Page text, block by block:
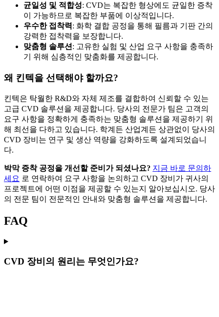
균일성 및 적합성: CVD는 복잡한 형상에도 균일한 증착
이 가능하므로 복잡한 부품에 이상적입니다.
우수한 접착력: 화학 결합 공정을 통해 필름과 기판 간의
강력한 접착력을 보장합니다.
맞춤형 솔루션 : 고유한 실험 및 산업 요구 사항을 충족하
기 위해 심층적인 맞춤화를 제공합니다.
왜 킨텍을 선택해야 할까요?
킨텍은 탁월한 R&D와 자체 제조를 결합하여 신뢰할 수 있는
고급 CVD 솔루션을 제공합니다. 당사의 전문가 팀은 고객의
요구 사항을 정확하게 충족하는 맞춤형 솔루션을 제공하기 위
해 최선을 다하고 있습니다. 학계든 산업계든 상관없이 당사의
CVD 장비는 연구 및 생산 역량을 강화하도록 설계되었습니
다.
박막 증착 공정을 개선할 준비가 되셨나요? 지금 바로 문의하
세요 로 연락하여 요구 사항을 논의하고 CVD 장비가 귀사의
프로젝트에 어떤 이점을 제공할 수 있는지 알아보십시오. 당사
의 전문 팀이 전문적인 안내와 맞춤형 솔루션을 제공합니다.
FAQ
CVD 장비의 원리는 무엇인가요?